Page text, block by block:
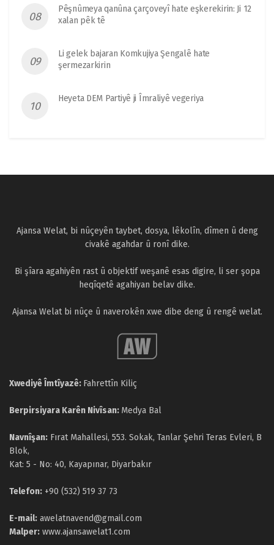
Pêşnûmeya qanûna çarçoveyî hate eşkerekirin: Ji 12
xalan pêk tê
Li gelek bajaran Komkujiya Şengalê hate
şermezarkirin
Heyeta DEM Partiyê ji Îmraliyê vegeriya
Ajansa Welat, bi nûçeyên taybet, dosya, lêkolîn, dîmen û deng
civakê agahdar û ronî dike.
Bi şîara agahiyên rast û objektif weşanê esas digire, li ser şopa
heqîqetê agahiyan belav dike.
Ajansa Welat bi nûçe û naverokên xwe dibe deng û rengê welat.
Xwediyê Îmtîyazê: Fahrettîn Kiliç
Berpirsiyara Karên Nivîsan: Medya Bal
Navnîşan: Fırat Mahallesi, 553. Sokak, Tanlar Şehri Teras Evleri, B
Blok,
Kat: 5 - No: 40, Kayapınar, Diyarbakır
Telefon: +90 (532) 519 37 73
E-mail: awelatnavend@gmail.com
Malper: www.ajansawelat1.com